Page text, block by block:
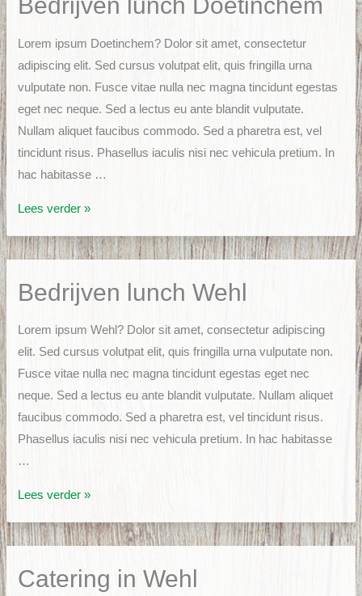
Bedrijven lunch Doetinchem
Lorem ipsum Doetinchem? Dolor sit amet, consectetur
adipiscing elit. Sed cursus volutpat elit, quis fringilla urna
vulputate non. Fusce vitae nulla nec magna tincidunt egestas
eget nec neque. Sed a lectus eu ante blandit vulputate.
Nullam aliquet faucibus commodo. Sed a pharetra est, vel
tincidunt risus. Phasellus iaculis nisi nec vehicula pretium. In
hac habitasse …
Catering
Doetinchem
Lees verder »
Bedrijven lunch Wehl
Lorem ipsum Wehl? Dolor sit amet, consectetur adipiscing
elit. Sed cursus volutpat elit, quis fringilla urna vulputate non.
Fusce vitae nulla nec magna tincidunt egestas eget nec
neque. Sed a lectus eu ante blandit vulputate. Nullam aliquet
faucibus commodo. Sed a pharetra est, vel tincidunt risus.
Phasellus iaculis nisi nec vehicula pretium. In hac habitasse
…
Catering
Wehl
Lees verder »
Catering in Wehl